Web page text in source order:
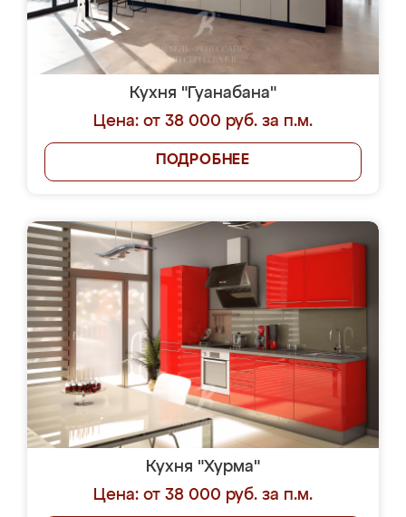
Кухня "Гуанабана"
Цена: от 38 000 руб. за п.м.
ПОДРОБНЕЕ
Кухня "Хурма"
Цена: от 38 000 руб. за п.м.